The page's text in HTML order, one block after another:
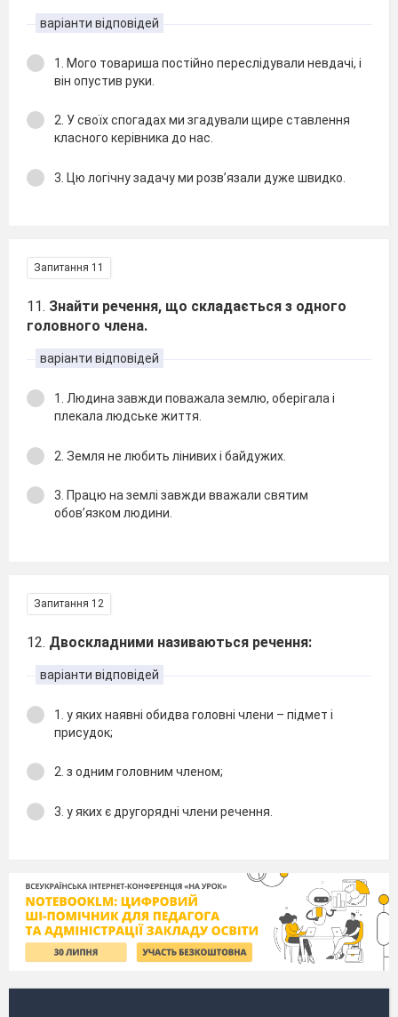
варіанти відповідей
1. Мого товариша постійно переслідували невдачі, і
він опустив руки.
2. У своїх спогадах ми згадували щире ставлення
класного керівника до нас.
3. Цю логічну задачу ми розв’язали дуже швидко.
Запитання 11
11. Знайти речення, що складається з одного
головного члена.
варіанти відповідей
1. Людина завжди поважала землю, оберігала і
плекала людське життя.
2. Земля не любить лінивих і байдужих.
3. Працю на землі завжди вважали святим
обов’язком людини.
Запитання 12
12. Двоскладними називаються речення:
варіанти відповідей
1. у яких наявні обидва головні члени – підмет і
присудок;
2. з одним головним членом;
3. у яких є другорядні члени речення.